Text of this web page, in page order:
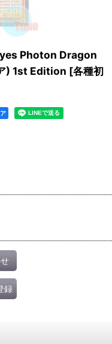
Photon Dragon
) 1st Edition [各種初
録